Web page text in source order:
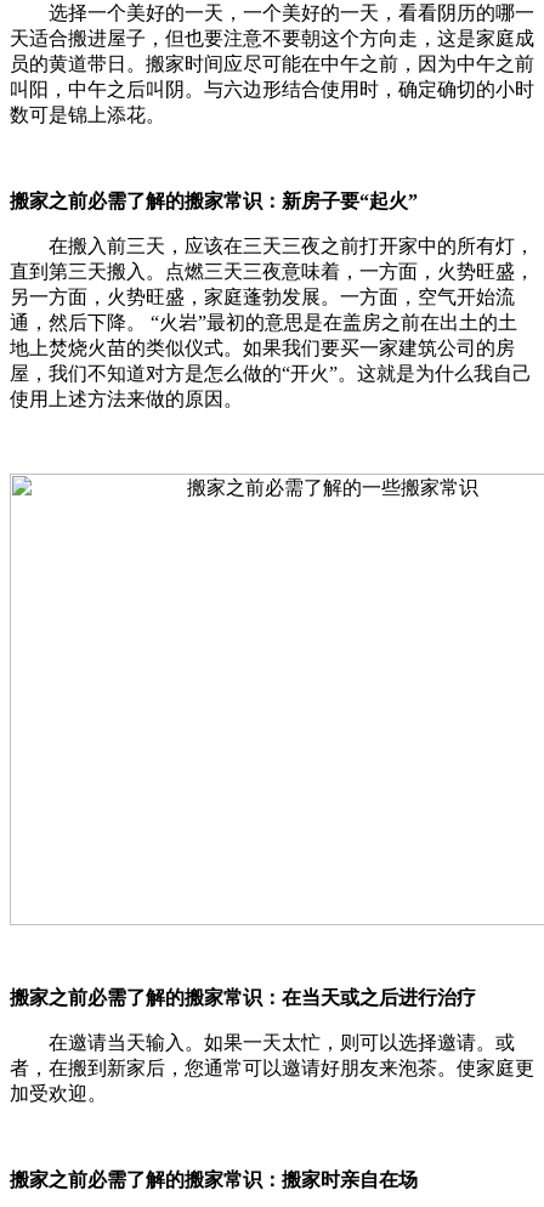
选择一个美好的一天，一个美好的一天，看看阴历的哪一
天适合搬进屋子，但也要注意不要朝这个方向走，这是家庭成
员的黄道带日。搬家时间应尽可能在中午之前，因为中午之前
叫阳，中午之后叫阴。与六边形结合使用时，确定确切的小时
数可是锦上添花。
搬家之前必需了解的搬家常识：新房子要“起火”
在搬入前三天，应该在三天三夜之前打开家中的所有灯，
直到第三天搬入。点燃三天三夜意味着，一方面，火势旺盛，
另一方面，火势旺盛，家庭蓬勃发展。一方面，空气开始流
通，然后下降。 “火岩”最初的意思是在盖房之前在出土的土
地上焚烧火苗的类似仪式。如果我们要买一家建筑公司的房
屋，我们不知道对方是怎么做的“开火”。这就是为什么我自己
使用上述方法来做的原因。
搬家之前必需了解的搬家常识：在当天或之后进行治疗
在邀请当天输入。如果一天太忙，则可以选择邀请。或
者，在搬到新家后，您通常可以邀请好朋友来泡茶。使家庭更
加受欢迎。
搬家之前必需了解的搬家常识：搬家时亲自在场